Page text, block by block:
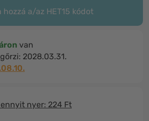
hozzá a/az HET15 kódot
van
2028.03.31.
nyer: 224 Ft